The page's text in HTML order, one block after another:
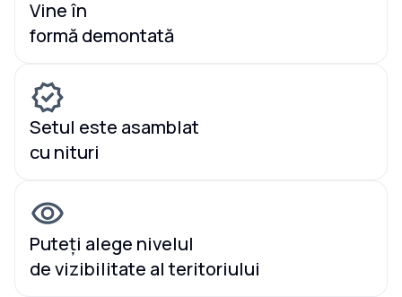
Vine în
formă demontată
Setul este asamblat
cu nituri
Puteți alege nivelul
de vizibilitate al teritoriului